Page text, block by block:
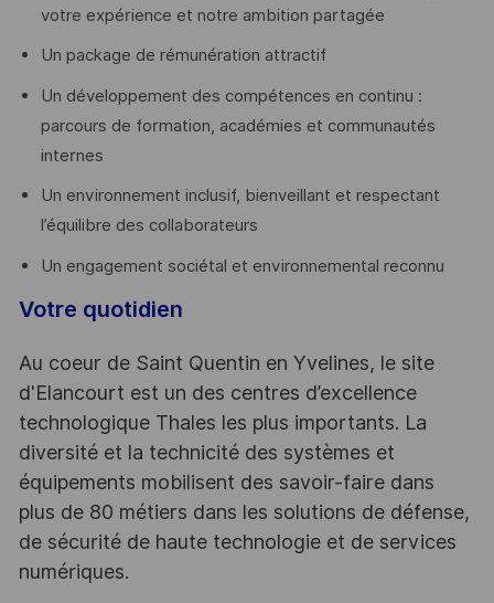
votre expérience et notre ambition partagée
Un package de rémunération attractif
Un développement des compétences en continu :
parcours de formation, académies et communautés
internes
Un environnement inclusif, bienveillant et respectant
l’équilibre des collaborateurs
Un engagement sociétal et environnemental reconnu
Votre quotidien
Au coeur de Saint Quentin en Yvelines, le site
d'Elancourt est un des centres d’excellence
technologique Thales les plus importants. La
diversité et la technicité des systèmes et
équipements mobilisent des savoir-faire dans
plus de 80 métiers dans les solutions de défense,
de sécurité de haute technologie et de services
numériques.